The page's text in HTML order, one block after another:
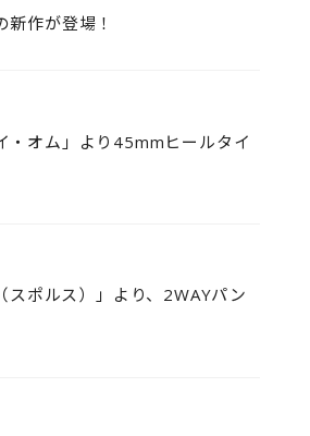
新作が登場！
・オム」より45mmヒールタイ
スポルス）」より、2WAYパン